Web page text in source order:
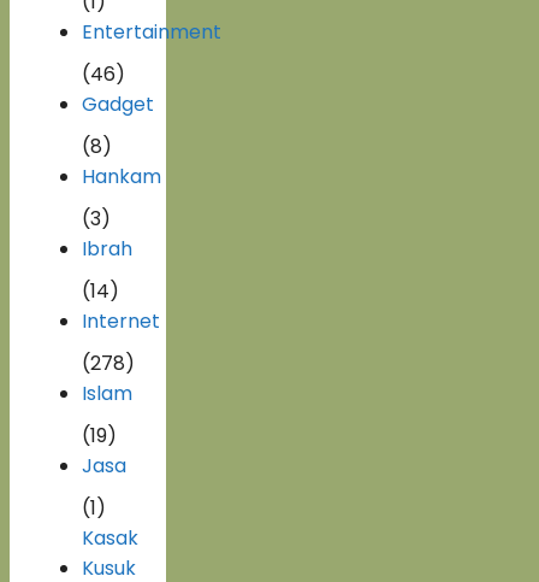
Entertainment
(46)
Gadget
(8)
Hankam
(3)
Ibrah
(14)
Internet
(278)
Islam
(19)
Jasa
(1)
Kasak
Kusuk